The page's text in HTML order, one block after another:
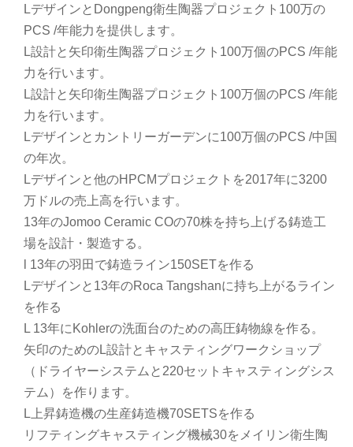
LデザインとDongpeng衛生陶器プロジェクト100万の
PCS /年能力を提供します。
L設計と矢印衛生陶器プロジェクト100万個のPCS /年能
力を行います。
L設計と矢印衛生陶器プロジェクト100万個のPCS /年能
力を行います。
Lデザインとカントリーガーデンに100万個のPCS /中国
の年次。
Lデザインと他のHPCMプロジェクトを2017年に3200
万ドルの売上高を行います。
13年のJomoo Ceramic COの70株を持ち上げる鋳造工
場を設計・製造する。
l 13年の羽田で鋳造ライン150SETを作る
Lデザインと13年のRoca Tangshanに持ち上がるライン
を作る
L 13年にKohlerの洗面台のための高圧鋳物線を作る。
矢印のためのL設計とキャスティングワークショップ
（ドライヤーシステムと220セットキャスティングシス
テム）を作ります。
L上昇鋳造機の生産鋳造機70SETSを作る
リフティングキャスティング機械30をメイリン衛生陶